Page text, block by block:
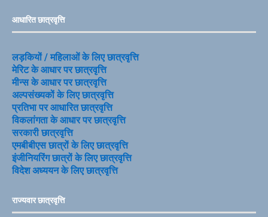
आधारित छात्रवृत्ति
लड़कियों / महिलाओं के लिए छात्रवृत्ति
मेरिट के आधार पर छात्रवृत्ति
मीन्स के आधार पर छात्रवृत्ति
अल्पसंख्यकों के लिए छात्रवृत्ति
प्रतिभा पर आधारित छात्रवृत्ति
विकलांगता के आधार पर छात्रवृत्ति
सरकारी छात्रवृत्ति
एमबीबीएस छात्रों के लिए छात्रवृत्ति
इंजीनियरिंग छात्रों के लिए छात्रवृत्ति
विदेश अध्ययन के लिए छात्रवृत्ति
राज्यवार छात्रवृत्ति